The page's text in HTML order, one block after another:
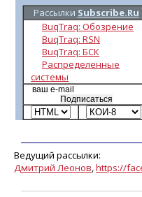
Рассылки Subscribe.Ru
BuqTraq: Обозрение
BuqTraq: RSN
BuqTraq: БСК
Распределенные
системы
Ведущий рассылки:
Дмитрий Леонов,https://